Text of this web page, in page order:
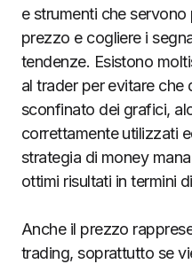
e strumenti che
prezzo e cogliere i
tendenze. Esistono
al trader per evitare che
sconfinato dei grafici,
correttamente utilizzati
strategia di money
ottimi risultati in termini
Anche il prezzo
trading, soprattutto se